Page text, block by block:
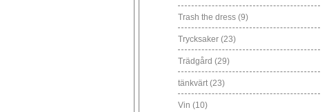
Trash the dress (9)
Trycksaker (23)
Trädgård (29)
tänkvärt (23)
Vin (10)